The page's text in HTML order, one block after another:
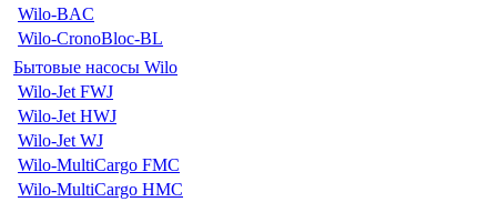
Wilo-BAC
Wilo-CronoBloc-BL
Бытовые насосы Wilo
Wilo-Jet FWJ
Wilo-Jet HWJ
Wilo-Jet WJ
Wilo-MultiCargo FMC
Wilo-MultiCargo HMC